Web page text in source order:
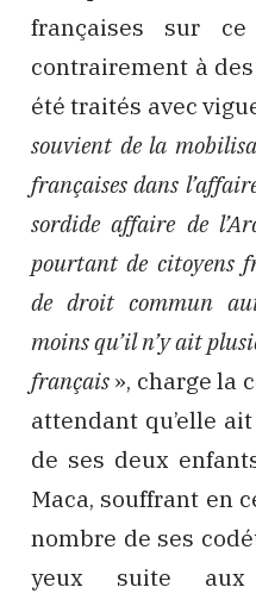
françaises sur
contrairement à
été traités avec
souvient de la
françaises dans
sordide affaire de
pourtant de citoyens
de droit commun
moins qu’il n’y ait
français », charge la
attendant qu’elle
de ses deux
Maca, souffrant en
nombre de ses
yeux suite aux